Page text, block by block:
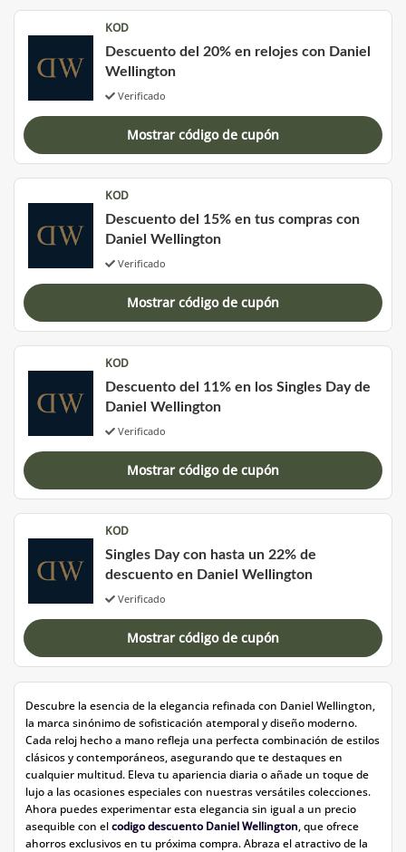
KOD
Descuento del 20% en relojes con Daniel
Wellington
Verificado
Mostrar código de cupón
KOD
Descuento del 15% en tus compras con
Daniel Wellington
Verificado
Mostrar código de cupón
KOD
Descuento del 11% en los Singles Day de
Daniel Wellington
Verificado
Mostrar código de cupón
KOD
Singles Day con hasta un 22% de
descuento en Daniel Wellington
Verificado
Mostrar código de cupón
Descubre la esencia de la elegancia refinada con Daniel Wellington,
la marca sinónimo de sofisticación atemporal y diseño moderno.
Cada reloj hecho a mano refleja una perfecta combinación de estilos
clásicos y contemporáneos, asegurando que te destaques en
cualquier multitud. Eleva tu apariencia diaria o añade un toque de
lujo a las ocasiones especiales con nuestras versátiles colecciones.
Ahora puedes experimentar esta elegancia sin igual a un precio
asequible con elcodigo descuento Daniel Wellington, que ofrece
ahorros exclusivos en tu próxima compra. Abraza el atractivo de la